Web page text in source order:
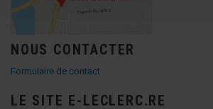
NOUS CONTACTER
Formulaire de contact
LE SITE E-LECLERC.RE